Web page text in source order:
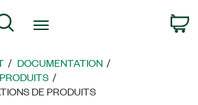
compte
Rechercher
DOCUMENTATION
DE PRODUITS